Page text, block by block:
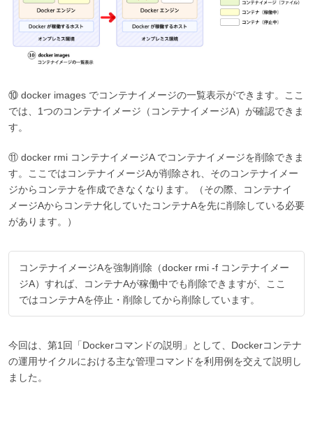
⑩ docker images でコンテナイメージの一覧表示ができます。ここ
では、1つのコンテナイメージ（コンテナイメージA）が確認できま
す。
⑪ docker rmi コンテナイメージA でコンテナイメージを削除できま
す。ここではコンテナイメージAが削除され、そのコンテナイメー
ジからコンテナを作成できなくなります。（その際、コンテナイ
メージAからコンテナ化していたコンテナAを先に削除している必要
があります。）
コンテナイメージAを強制削除（docker rmi -f コンテナイメー
ジA）すれば、コンテナAが稼働中でも削除できますが、ここ
ではコンテナAを停止・削除してから削除しています。
今回は、第1回「Dockerコマンドの説明」として、Dockerコンテナ
の運用サイクルにおける主な管理コマンドを利用例を交えて説明し
ました。